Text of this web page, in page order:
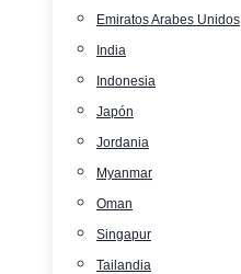
Emiratos Arabes Unidos
India
Indonesia
Japón
Jordania
Myanmar
Oman
Singapur
Tailandia